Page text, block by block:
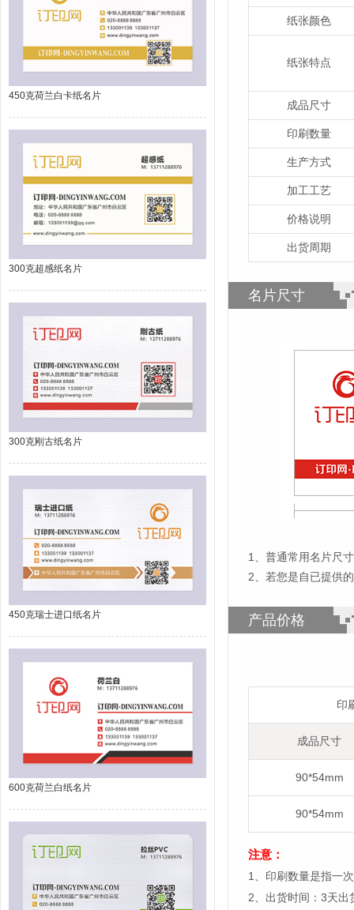
450克荷兰白卡纸名片
300克超感纸名片
300克刚古纸名片
450克瑞士进口纸名片
600克荷兰白纸名片
纸张颜色
纸张特点
成品尺寸
印刷数量
生产方式
加工工艺
价格说明
出货周期
名片尺寸
1
普通常用名片尺
2、若您是自已提供
产品价格
印
成品尺寸
90*54mm
90*54mm
注意：
1、印刷数量是指一
2、出货时间：3天出